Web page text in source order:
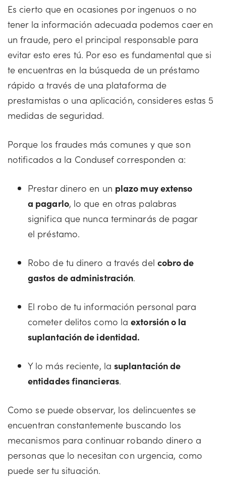
Es cierto que en ocasiones por ingenuos o no
tener la información adecuada podemos caer en
un fraude, pero el principal responsable para
evitar esto eres tú. Por eso es fundamental que si
te encuentras en la búsqueda de un préstamo
rápido a través de una plataforma de
prestamistas o una aplicación, consideres estas 5
medidas de seguridad.
Porque los fraudes más comunes y que son
notificados a la Condusef corresponden a:
Prestar dinero en un plazo muy extenso
a pagarlo, lo que en otras palabras
significa que nunca terminarás de pagar
el préstamo.
Robo de tu dinero a través del cobro de
gastos de administración.
El robo de tu información personal para
cometer delitos como laextorsión o la
suplantación de identidad.
Y lo más reciente, la suplantación de
entidades financieras.
Como se puede observar, los delincuentes se
encuentran constantemente buscando los
mecanismos para continuar robando dinero a
personas que lo necesitan con urgencia, como
puede ser tu situación.